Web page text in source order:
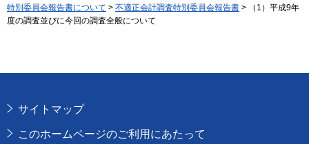
特別委員会報告書について > 不適正会計調査特別委員会報告書 > （1）平成9年
度の調査並びに今回の調査全般について
サイトマップ
このホームページのご利用にあたって